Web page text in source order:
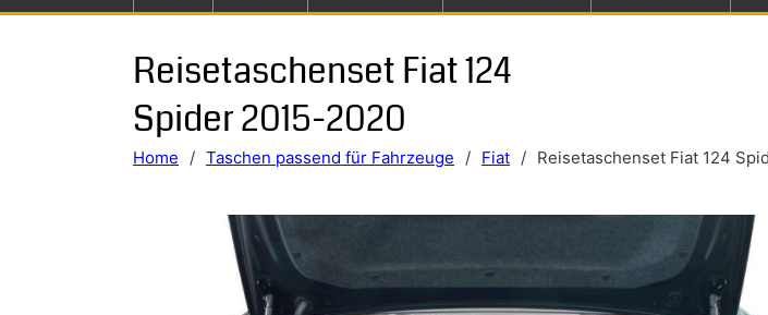
Reisetaschenset Fiat 124
Spider 2015-2020
Home / Taschen passend für Fahrzeuge / Fiat / Reisetaschenset Fiat 124